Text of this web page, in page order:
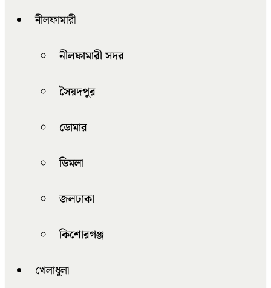
নীলফামারী
নীলফামারী সদর
সৈয়দপুর
ডোমার
ডিমলা
জলঢাকা
কিশোরগঞ্জ
খেলাধুলা